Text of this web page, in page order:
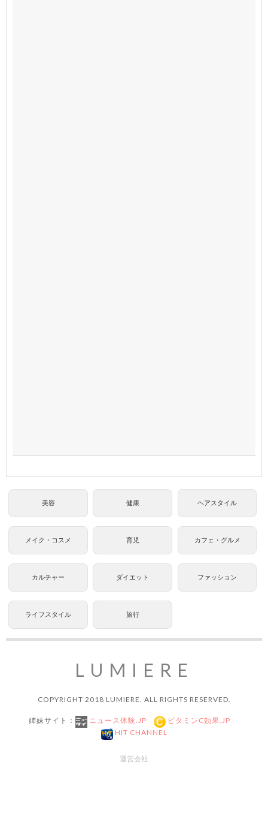
美容 健康 ヘアスタイル
メイク・コスメ 育児 カフェ・グルメ
カルチャー ダイエット ファッション
ライフスタイル 旅行
LUMIERE
COPYRIGHT 2018 LUMIERE. ALL RIGHTS RESERVED.
姉妹サイト： ニュース体験.JP
ビタミンC効果.JP
HIT CHANNEL
運営会社